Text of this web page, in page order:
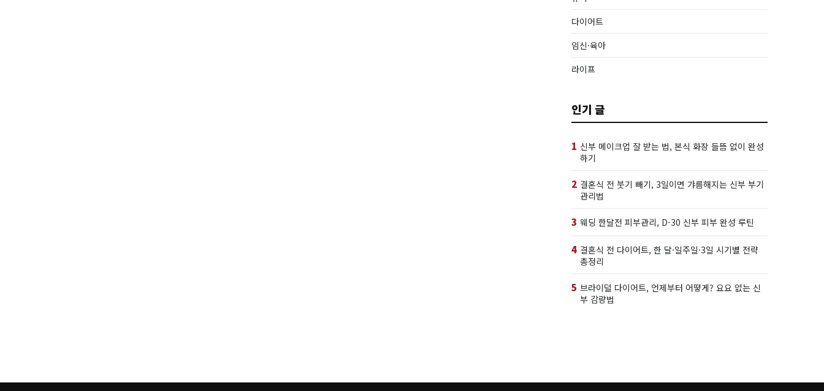
다이어트
임신·육아
라이프
인기 글
1 신부 메이크업 잘 받는 법, 본식 화장 들뜸 없이 완성
하기
2 결혼식 전 붓기 빼기, 3일이면 갸름해지는 신부 부기
관리법
3 웨딩 한달전 피부관리, D-30 신부 피부 완성 루틴
4 결혼식 전 다이어트, 한 달·일주일·3일 시기별 전략
총정리
5 브라이덜 다이어트, 언제부터 어떻게? 요요 없는 신
부 감량법